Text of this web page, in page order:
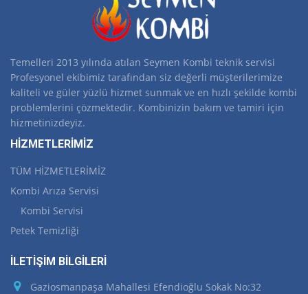
Temelleri 2013 yılında atılan Seymen Kombi teknik servisi
Profesyonel ekibimiz tarafından siz değerli müşterilerimize
kaliteli ve güler yüzlü hizmet sunmak ve en hızlı şekilde kombi
problemlerini çözmektedir. Kombinizin bakım ve tamiri için
hizmetinizdeyiz.
HİZMETLERİMİZ
TÜM HİZMETLERİMİZ
Kombi Arıza Servisi
Kombi Servisi
Petek Temizliği
İLETİŞİM BİLGİLERİ
Gaziosmanpaşa Mahallesi Efendioğlu Sokak No:32